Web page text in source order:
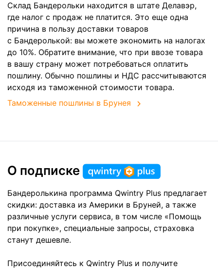
Склад Бандерольки находится в штате Делавэр,
где налог с продаж не платится. Это еще одна
причина в пользу доставки товаров
с Бандеролькой: вы можете экономить на налогах
до 10%. Обратите внимание, что при ввозе товара
в вашу страну может потребоваться оплатить
пошлину. Обычно пошлины и НДС рассчитываются
исходя из таможенной стоимости товара.
Таможенные пошлины в Брунея
О подписке
Бандеролькина программа Qwintry Plus предлагает
скидки: доставка из Америки в Бруней, а также
различные услуги сервиса, в том числе «Помощь
при покупке», специальные запросы, страховка
станут дешевле.
Присоединяйтесь к Qwintry Plus и получите